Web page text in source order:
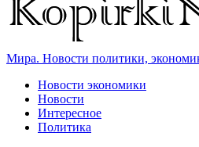
Мира. Новости политики,
Новости экономики
Новости
Интересное
Политика